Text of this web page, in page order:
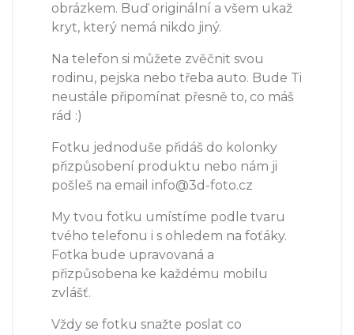
obrázkem. Buď originální a všem ukaž
kryt, který nemá nikdo jiný.
Na telefon si můžete zvěčnit svou
rodinu, pejska nebo třeba auto. Bude Ti
neustále připomínat přesně to, co máš
rád :)
Fotku jednoduše přidáš do kolonky
přizpůsobení produktu nebo nám ji
pošleš na email info@3d-foto.cz
My tvou fotku umístíme podle tvaru
tvého telefonu i s ohledem na foťáky.
Fotka bude upravovaná a
přizpůsobena ke každému mobilu
zvlášť.
Vždy se fotku snažte poslat co